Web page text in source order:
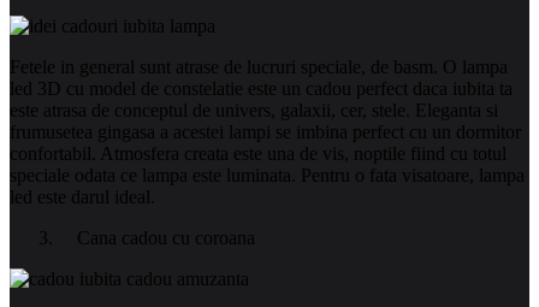
Fetele in general sunt atrase de lucruri speciale, de basm. O lampa
led 3D cu model de constelatie este un cadou perfect daca iubita ta
este atrasa de conceptul de univers, galaxii, cer, stele. Eleganta si
frumusetea gingasa a acestei lampi se imbina perfect cu un dormitor
confortabil. Atmosfera creata este una de vis, noptile fiind cu totul
speciale odata ce lampa este luminata. Pentru o fata visatoare, lampa
led este darul ideal.
Cana cadou cu coroana